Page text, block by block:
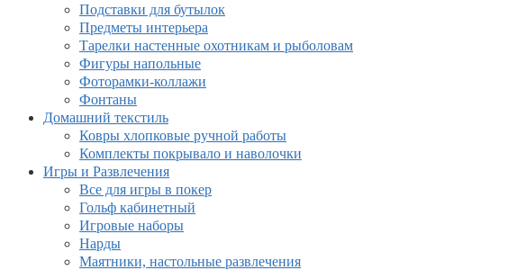
Подставки для бутылок
Предметы интерьера
Тарелки настенные охотникам и рыболовам
Фигуры напольные
Фоторамки-коллажи
Фонтаны
Домашний текстиль
Ковры хлопковые ручной работы
Комплекты покрывало и наволочки
Игры и Развлечения
Все для игры в покер
Гольф кабинетный
Игровые наборы
Нарды
Маятники, настольные развлечения